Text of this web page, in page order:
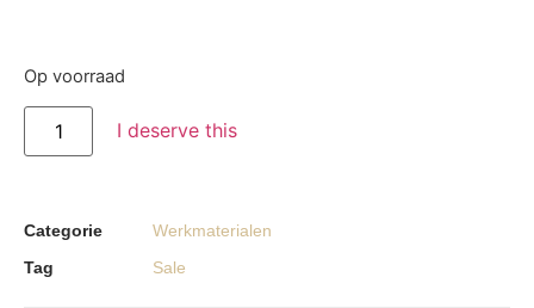
Op voorraad
I deserve this
Categorie
Werkmaterialen
Tag
Sale